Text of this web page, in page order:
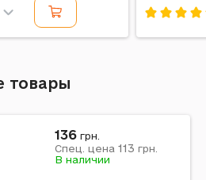
товары
136 грн.
Спец. цена 113 грн.
В наличии